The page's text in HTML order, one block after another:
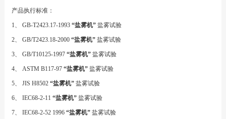
产品执行标准：
1 GB-T2423.17-1993 “盐雾机” 盐雾试验
2、 GB/T2423.18-2000 “盐雾机” 盐雾试验
3、 GB/T10125-1997 “盐雾机” 盐雾试验
4、 ASTM B117-97 “盐雾机” 盐雾试验
5、 JIS H8502 “盐雾机” 盐雾试验
6、 IEC68-2-11 “盐雾机” 盐雾试验
7、 IEC68-2-52 1996 “盐雾机” 盐雾试验